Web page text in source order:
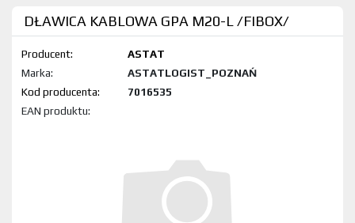
DŁAWICA KABLOWA GPA M20-L /FIBOX/
Producent:
ASTAT
Marka:
ASTATLOGIST_POZNAŃ
Kod produktu:
7016535
EAN produktu: